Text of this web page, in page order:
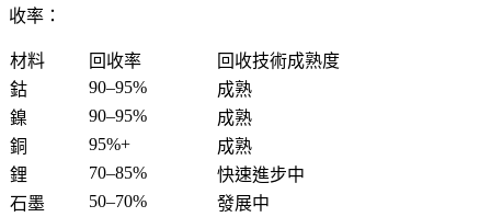
收率：
材料 回收率
回收技術成熟度
鈷
90–95%
成熟
鎳
90–95%
成熟
銅
95%+
成熟
鋰
70–85%
快速進步中
石墨
50–70% 發展中